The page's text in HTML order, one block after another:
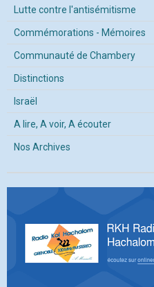
Lutte contre l'antisémitisme
Commémorations - Mémoires
Communauté de Chambery
Distinctions
Israël
A lire, A voir, A écouter
Nos Archives